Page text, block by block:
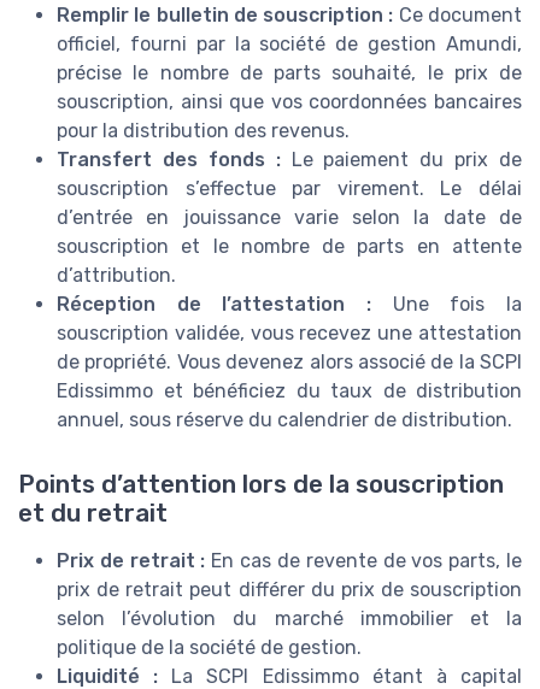
Remplir le bulletin de souscription : Ce document
officiel, fourni par la société de gestion Amundi,
précise le nombre de parts souhaité, le prix de
souscription, ainsi que vos coordonnées bancaires
pour la distribution des revenus.
Transfert des fonds :Le paiement du prix de
souscription s’effectue par virement. Le délai
d’entrée en jouissance varie selon la date de
souscription et le nombre de parts en attente
d’attribution.
Réception de l’attestation : Une fois la
souscription validée, vous recevez une attestation
de propriété. Vous devenez alors associé de la SCPI
Edissimmo et bénéficiez du taux de distribution
annuel, sous réserve du calendrier de distribution.
Points d’attention lors de la souscription
et du retrait
Prix de retrait : En cas de revente de vos parts, le
prix de retrait peut différer du prix de souscription
selon l’évolution du marché immobilier et la
politique de la société de gestion.
Liquidité : La SCPI Edissimmo étant à capital